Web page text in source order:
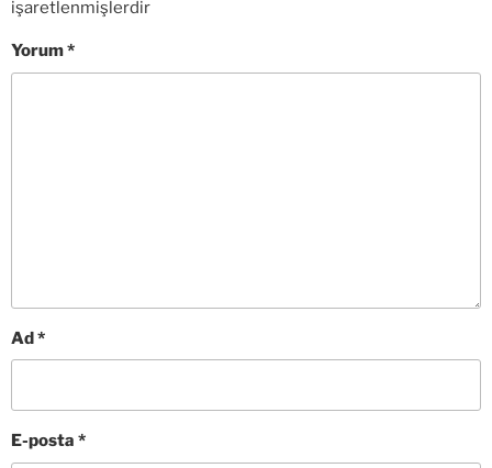
işaretlenmişlerdir
Yorum*
Ad*
E-posta *